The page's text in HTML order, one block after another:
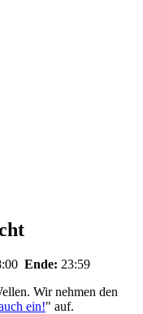
Ende: 23:59
Wir nehmen den
ein!" auf.